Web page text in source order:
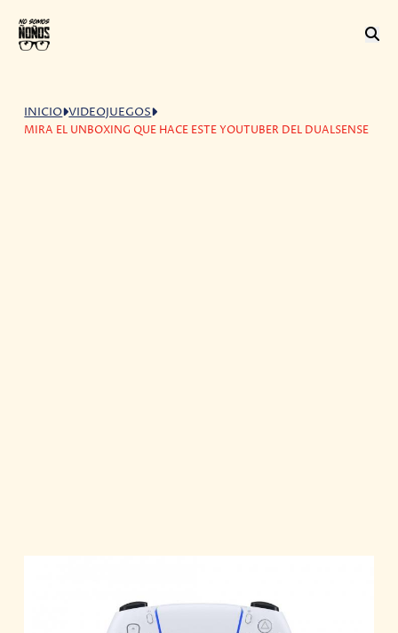
INICIO VIDEOJUEGOS
MIRA EL UNBOXING QUE HACE ESTE YOUTUBER DEL DUALSENSE